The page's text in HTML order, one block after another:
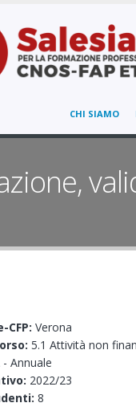
CHI SIAMO
CFP: Verona
5.1 Attività non
- Annuale
2022/23
8